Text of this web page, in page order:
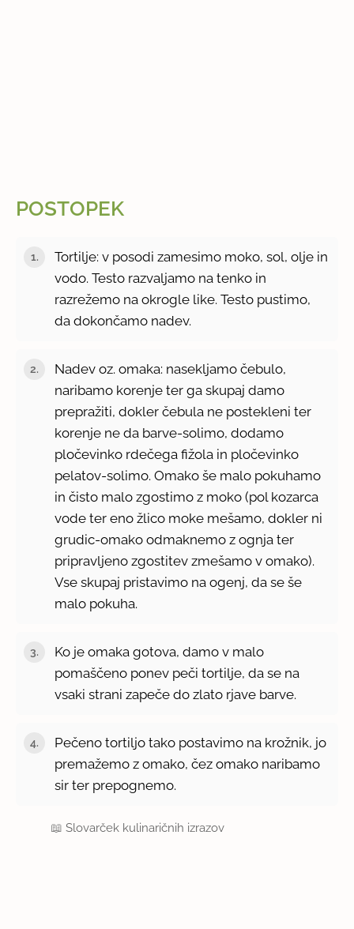
POSTOPEK
Tortilje: v posodi zamesimo moko, sol, olje in
vodo. Testo razvaljamo na tenko in
razrežemo na okrogle like. Testo pustimo,
da dokončamo nadev.
Nadev oz. omaka: nasekljamo čebulo,
naribamo korenje ter ga skupaj damo
prepražiti, dokler čebula ne postekleni ter
korenje ne da barve-solimo, dodamo
pločevinko rdečega fižola in pločevinko
pelatov-solimo. Omako še malo pokuhamo
in čisto malo zgostimo z moko (pol kozarca
vode ter eno žlico moke mešamo, dokler ni
grudic-omako odmaknemo z ognja ter
pripravljeno zgostitev zmešamo v omako).
Vse skupaj pristavimo na ogenj, da se še
malo pokuha.
Ko je omaka gotova, damo v malo
pomaščeno ponev peči tortilje, da se na
vsaki strani zapeče do zlato rjave barve.
Pečeno tortiljo tako postavimo na krožnik, jo
premažemo z omako, čez omako naribamo
sir ter prepognemo.
📖Slovarček kulinaričnih izrazov